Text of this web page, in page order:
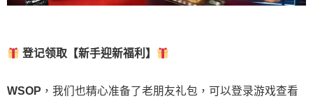
登记领取【新手迎新福利】
WSOP ，我们也精心准备了老朋友礼包，可以登录游戏查看